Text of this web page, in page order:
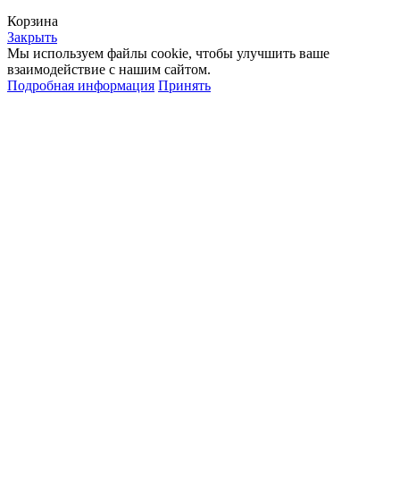
Корзина
Закрыть
Мы используем файлы cookie, чтобы улучшить ваше
взаимодействие с нашим сайтом.
Подробная информация Принять